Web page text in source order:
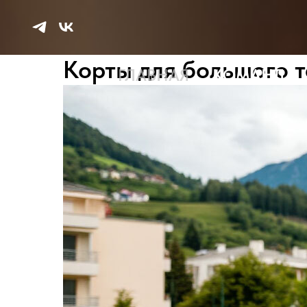
ГЛАВНАЯ КОМАНДА
Корты для большого